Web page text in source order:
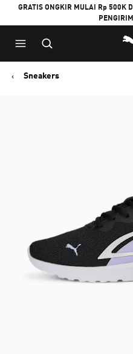
GRATIS ONGKIR MULAI Rp 500K
Sneakers